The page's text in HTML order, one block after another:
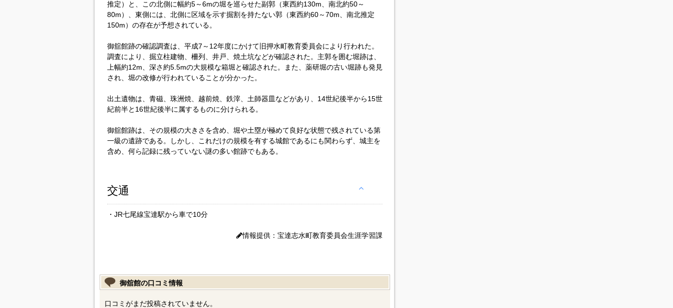
推定）と、この北側に幅約5～6mの堀を巡らせた副郭（東西約130m、南北約50～
80m）、東側には、北側に区域を示す掘割を持たない郭（東西約60～70m、南北推定
150m）の存在が予想されている。
御舘館跡の確認調査は、平成7～12年度にかけて旧押水町教育委員会により行われた。
調査により、掘立柱建物、柵列、井戸、焼土坑などが確認された。主郭を囲む堀跡は、
上幅約12m、深さ約5.5mの大規模な箱堀と確認された。また、薬研堀の古い堀跡も発見
され、堀の改修が行われていることが分かった。
出土遺物は、青磁、珠洲焼、越前焼、鉄滓、土師器皿などがあり、14世紀後半から15世
紀前半と16世紀後半に属するものに分けられる。
御舘館跡は、その規模の大きさを含め、堀や土塁が極めて良好な状態で残されている第
一級の遺跡である。しかし、これだけの規模を有する城館であるにも関わらず、城主を
含め、何ら記録に残っていない謎の多い館跡でもある。
交通
・JR七尾線宝達駅から車で10分
情報提供：宝達志水町教育委員会生涯学習課
御舘館の口コミ情報
口コミがまだ投稿されていません。